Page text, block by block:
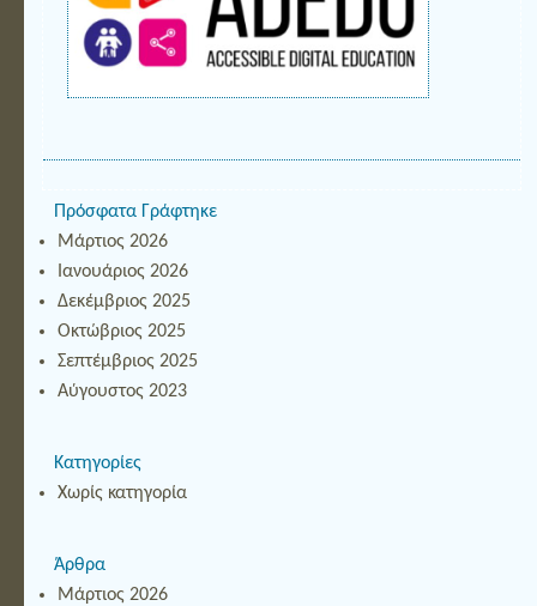
Πρόσφατα Γράφτηκε
Μάρτιος 2026
Ιανουάριος 2026
Δεκέμβριος 2025
Οκτώβριος 2025
Σεπτέμβριος 2025
Αύγουστος 2023
Κατηγορίες
Χωρίς κατηγορία
Άρθρα
Μάρτιος 2026